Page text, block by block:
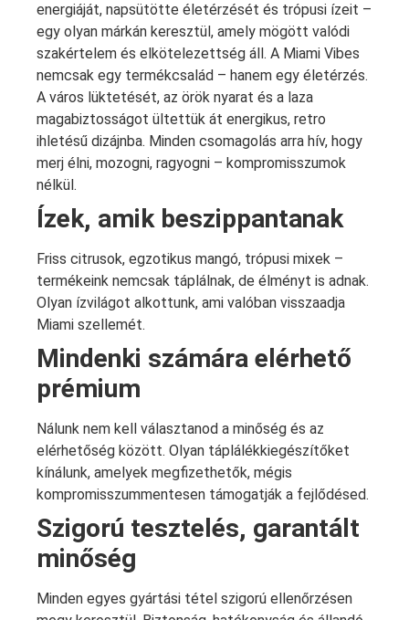
energiáját, napsütötte életérzését és trópusi ízeit –
egy olyan márkán keresztül, amely mögött valódi
szakértelem és elkötelezettség áll. A Miami Vibes
nemcsak egy termékcsalád – hanem egy életérzés.
A város lüktetését, az örök nyarat és a laza
magabiztosságot ültettük át energikus, retro
ihletésű dizájnba. Minden csomagolás arra hív, hogy
merj élni, mozogni, ragyogni – kompromisszumok
nélkül.
Ízek, amik beszippantanak
Friss citrusok, egzotikus mangó, trópusi mixek –
termékeink nemcsak táplálnak, de élményt is adnak.
Olyan ízvilágot alkottunk, ami valóban visszaadja
Miami szellemét.
Mindenki számára elérhető
prémium
Nálunk nem kell választanod a minőség és az
elérhetőség között. Olyan táplálékkiegészítőket
kínálunk, amelyek megfizethetők, mégis
kompromisszummentesen támogatják a fejlődésed.
Szigorú tesztelés, garantált
minőség
Minden egyes gyártási tétel szigorú ellenőrzésen